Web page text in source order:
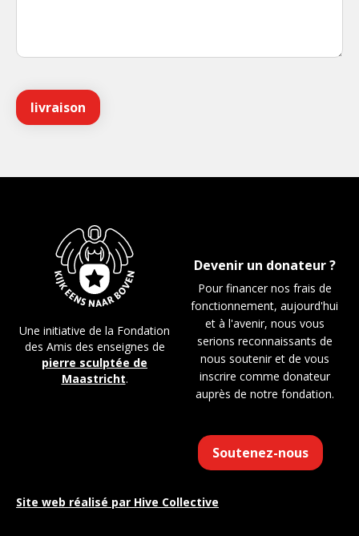
Devenir un donateur ?
Pour financer nos frais de
fonctionnement, aujourd'hui
et à l'avenir, nous vous
serions reconnaissants de
nous soutenir et de vous
inscrire comme donateur
auprès de notre fondation.
Soutenez-nous
Une initiative de la Fondation
des Amis des enseignes de
pierre sculptée de
Maastricht.
Site web réalisé par Hive Collective